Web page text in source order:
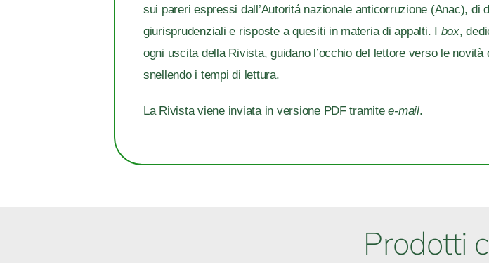
sui pareri espressi dall’Autoritá nazionale anticorruzione (Anac), di
giurisprudenziali e risposte a quesiti in materia di appalti. I box,
ogni uscita della Rivista, guidano l’occhio del lettore verso le
snellendo i tempi di lettura.
La Rivista viene inviata in versione PDF tramitee-mail.
Prodotti